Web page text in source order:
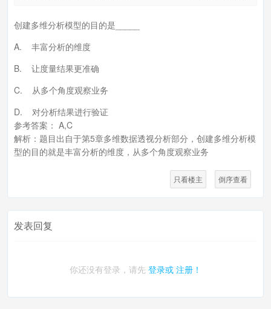
创建多维分析模型的目的是_____
A. 丰富分析的维度
B. 让度量结果更准确
C. 从多个角度观察业务
D. 对分析结果进行验证
参考答案： A,C
解析：题目出自于第5章多维数据透视分析部分，创建多维分析模
型的目的就是丰富分析的维度，从多个角度观察业务
只看楼主 倒序查看
发表回复
你还没有登录，请先 登录或 注册！